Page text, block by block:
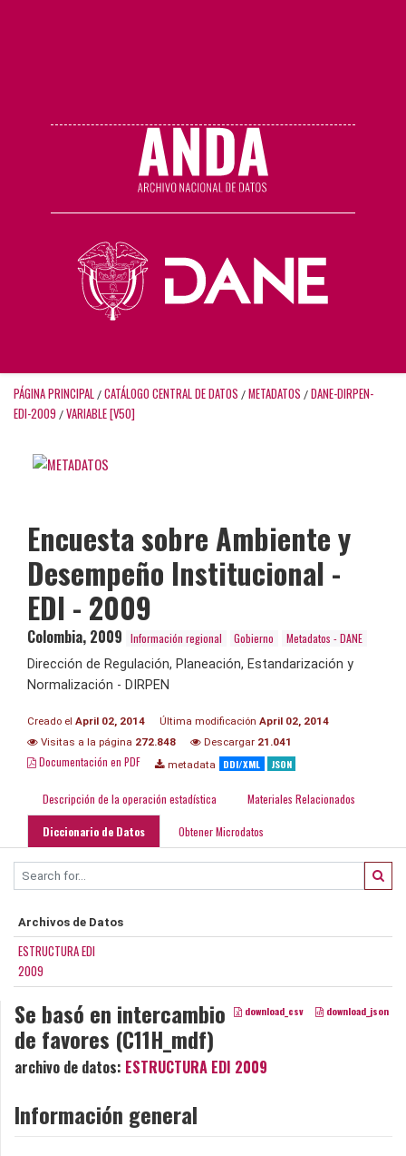
PÁGINA PRINCIPAL / CATÁLOGO CENTRAL DE DATOS / METADATOS / DANE-DIRPEN-
EDI-2009 / VARIABLE [V50]
Encuesta sobre Ambiente y
Desempeño Institucional -
EDI - 2009
Colombia, 2009 Información regional Gobierno
Metadatos - DANE
Dirección de Regulación, Planeación, Estandarización y
Normalización - DIRPEN
Creado el April 02, 2014 Última modificación April 02, 2014
Visitas a la página 272.848 Descargar 21.041
Documentación en PDF metadata DDI/XML JSON
Descripción de la operación estadística Materiales Relacionados
Diccionario de Datos Obtener Microdatos
Archivos de Datos
ESTRUCTURA EDI
2009
download_csv download_json
Se basó en intercambio
de favores (C11H_mdf)
archivo de datos: ESTRUCTURA EDI 2009
Información general